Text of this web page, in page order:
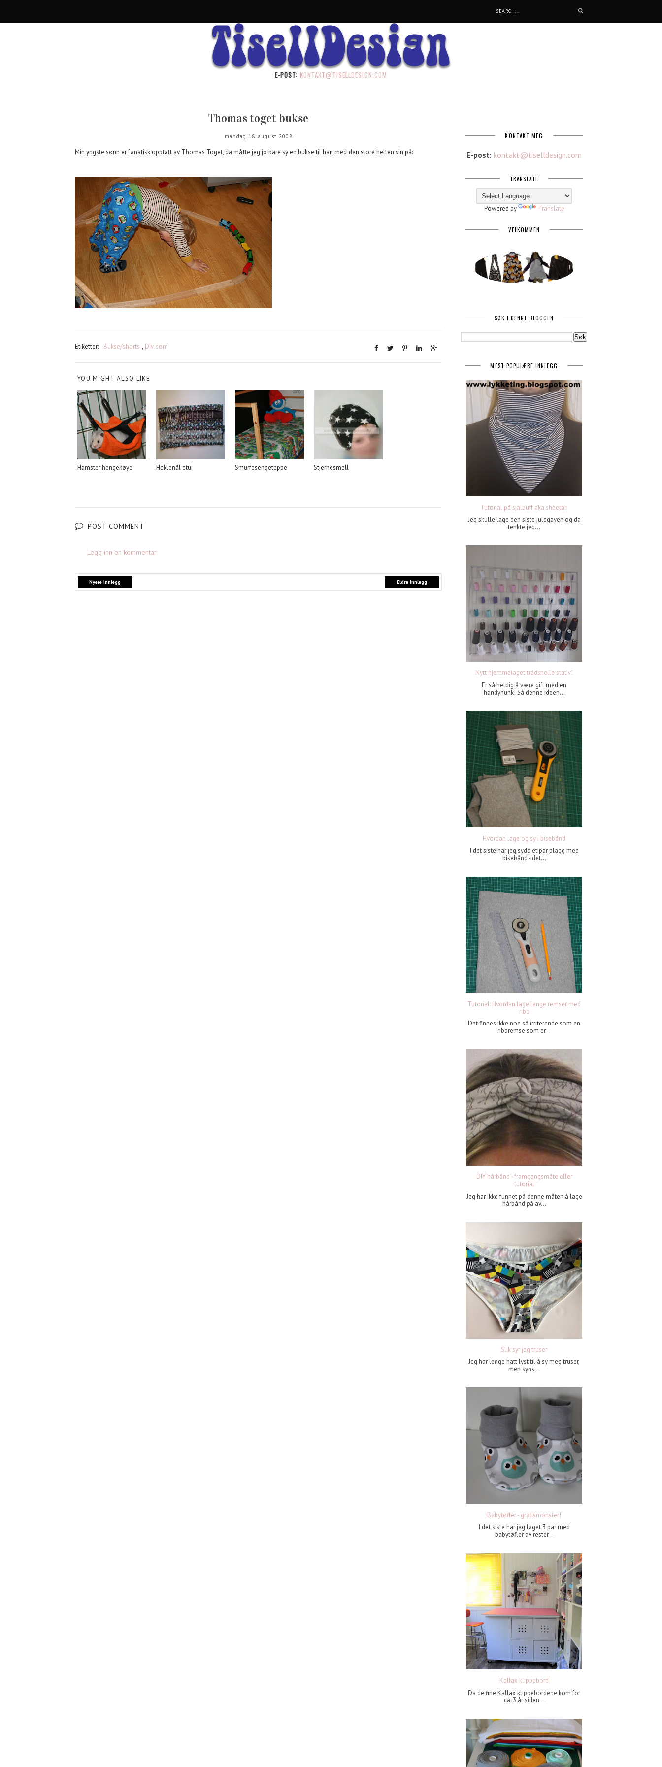
E-POST: KONTAKT@TISELLDESIGN.COM
Thomas toget bukse
mandag 18. august 2008
Min yngste sønn er fanatisk opptatt av Thomas Toget, da måtte jeg jo bare sy en bukse til han med den store helten sin på:
Etiketter: Bukse/shorts , Div. søm
YOU MIGHT ALSO LIKE
Hamster hengekøye Heklenål etui Smurfesengeteppe Stjernesmell
POST COMMENT
Legg inn en kommentar
Nyere innlegg Eldre innlegg
KONTAKT MEG
E-post: kontakt@tiselldesign.com
TRANSLATE
Powered by Translate
VELKOMMEN
SØK I DENNE BLOGGEN
MEST POPULÆRE INNLEGG
Tutorial på sjalbuff aka sheetah
Jeg skulle lage den siste julegaven og da
tenkte jeg...
Nytt hjemmelaget trådsnelle stativ!
Er så heldig å være gift med en
handyhunk! Så denne ideen...
Hvordan lage og sy i bisebånd
I det siste har jeg sydd et par plagg med
bisebånd - det...
Tutorial: Hvordan lage lange remser med
ribb
Det finnes ikke noe så irriterende som en
ribbremse som er...
DIY hårbånd - framgangsmåte eller
tutorial
Jeg har ikke funnet på denne måten å lage
hårbånd på av...
Slik syr jeg truser
Jeg har lenge hatt lyst til å sy meg truser,
men syns...
Babytøfler - gratismønster!
I det siste har jeg laget 3 par med
babytøfler av rester...
Kallax klippebord
Da de fine Kallax klippebordene kom for
ca. 3 år siden...